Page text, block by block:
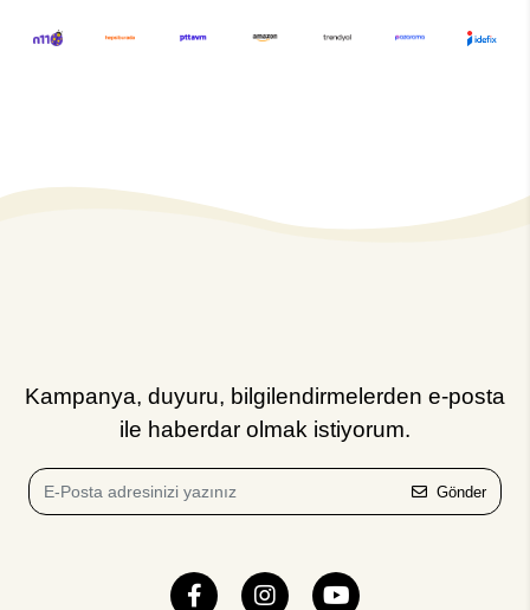
Kampanya, duyuru, bilgilendirmelerden e-posta
ile haberdar olmak istiyorum.
Gönder